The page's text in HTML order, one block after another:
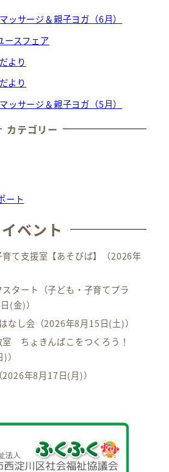
ッサージ＆親子ヨガ（6月）
ースフェア
より
より
ッサージ＆親子ヨガ（5月）
カテゴリー
ート
イベント
て支援室【あそびば】
（2026年
スタート（子ども・子育てプラ
(金)）
なし会 （2026年8月15日(土)）
室 ちょきんばこをつくろう！
）
（2026年8月17日(月)）